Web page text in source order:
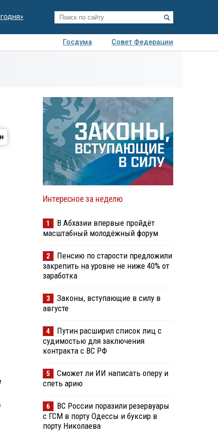
Госдума
Совет Федерации
Интересное за неделю
1
В Абхазии впервые пройдёт
масштабный молодёжный форум
2
Пенсию по старости предложили
закрепить на уровне не ниже 40% от
заработка
3
Законы, вступающие в силу в
августе
4
Путин расширил список лиц с
судимостью для заключения
контракта с ВС РФ
5
Сможет ли ИИ написать оперу и
спеть арию
6
ВС России поразили резервуары
с ГСМ в порту Одессы и буксир в
порту Николаева